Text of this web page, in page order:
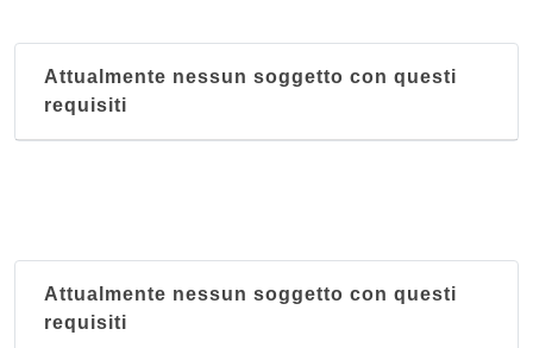
Attualmente nessun soggetto con questi
requisiti
Attualmente nessun soggetto con questi
requisiti